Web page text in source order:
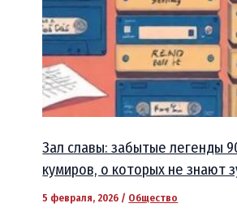
Зал славы: забытые легенды
кумиров, о которых не знают
5 февраля, 2026 / Общество